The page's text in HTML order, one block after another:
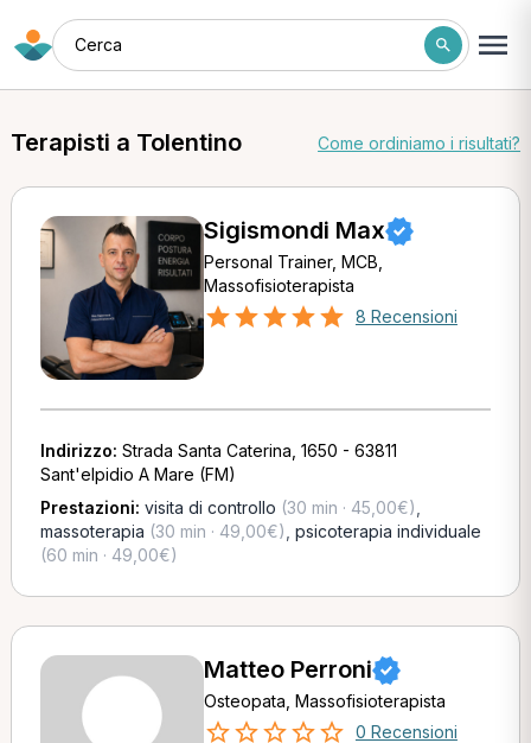
Cerca
Terapisti a Tolentino Come ordiniamo i risultati?
Sigismondi Max
Personal Trainer, MCB,
Massofisioterapista
8 Recensioni
Indirizzo: Strada Santa Caterina, 1650 - 63811
Sant'elpidio A Mare (FM)
Prestazioni: visita di controllo (30 min · 45,00€)
massoterapia (30 min · 49,00€) psicoterapia individuale
(60 min · 49,00€)
Matteo Perroni
Osteopata, Massofisioterapista
0 Recensioni